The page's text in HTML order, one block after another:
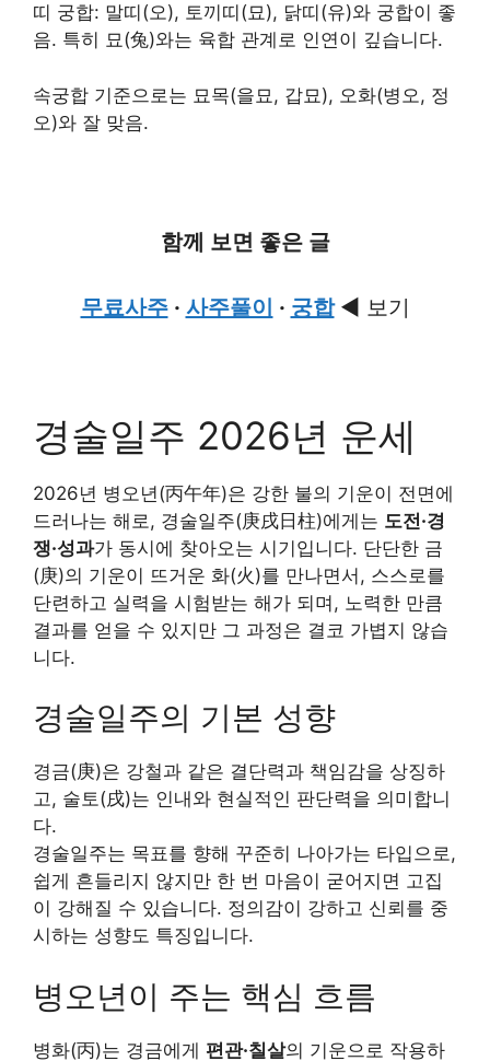
띠 궁합: 말띠(오), 토끼띠(묘), 닭띠(유)와 궁합이 좋
음. 특히 묘(兔)와는 육합 관계로 인연이 깊습니다.
속궁합 기준으로는 묘목(을묘, 갑묘), 오화(병오, 정
오)와 잘 맞음.
함께 보면 좋은 글
무료사주· 사주풀이 · 궁합 ◀ 보기
경술일주 2026년 운세
2026년 병오년(丙午年)은 강한 불의 기운이 전면에
드러나는 해로, 경술일주(庚戌日柱)에게는 도전·경
쟁·성과가 동시에 찾아오는 시기입니다. 단단한 금
(庚)의 기운이 뜨거운 화(火)를 만나면서, 스스로를
단련하고 실력을 시험받는 해가 되며, 노력한 만큼
결과를 얻을 수 있지만 그 과정은 결코 가볍지 않습
니다.
경술일주의 기본 성향
경금(庚)은 강철과 같은 결단력과 책임감을 상징하
고, 술토(戌)는 인내와 현실적인 판단력을 의미합니
다.
경술일주는 목표를 향해 꾸준히 나아가는 타입으로,
쉽게 흔들리지 않지만 한 번 마음이 굳어지면 고집
이 강해질 수 있습니다. 정의감이 강하고 신뢰를 중
시하는 성향도 특징입니다.
병오년이 주는 핵심 흐름
병화(丙)는 경금에게 편관·칠살의 기운으로 작용하